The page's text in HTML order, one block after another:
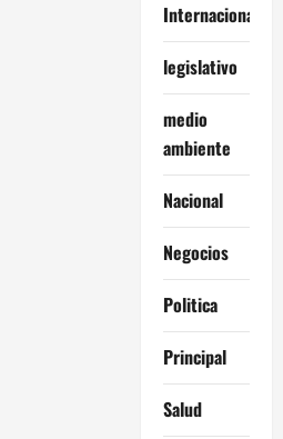
Internacionales
legislativo
medio
ambiente
Nacional
Negocios
Politica
Principal
Salud